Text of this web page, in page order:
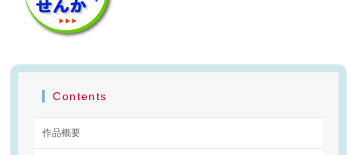
Contents
作品概要